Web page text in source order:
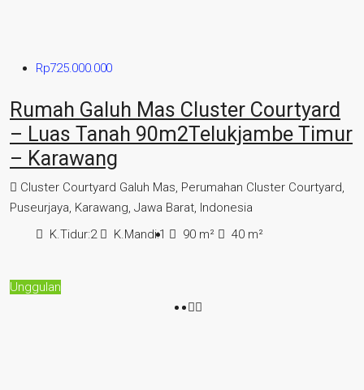
Rp725.000.000
Rumah Galuh Mas Cluster Courtyard
– Luas Tanah 90m2Telukjambe Timur
– Karawang
Cluster Courtyard Galuh Mas, Perumahan Cluster Courtyard,
Puseurjaya, Karawang, Jawa Barat, Indonesia
K.Tidur:2 K.Mandi:1 90 m² 40 m²
Unggulan